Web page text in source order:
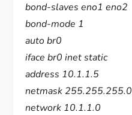
bond-slaves eno1 eno2
bond-mode 1
auto br0
iface br0 inet static
address 10.1.1.5
netmask 255.255.255.0
network 10.1.1.0